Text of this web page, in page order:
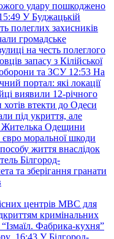
удару пошкоджено
У Буджацькій
полеглих захисників
громадське
на честь полеглого
запасу з Кілійської
та ЗСУ 12:53 На
портал: які локації
виявили 12-річного
втекти до Одеси
під укриття, але
Жителька Одещини
євро моральної шкоди
життя внаслідок
Білгород-
та зберігання гранати
центрів МВС для
кримінальних
“Ізмаїл. Фабрика-кухня”
16:43 У Білгород-